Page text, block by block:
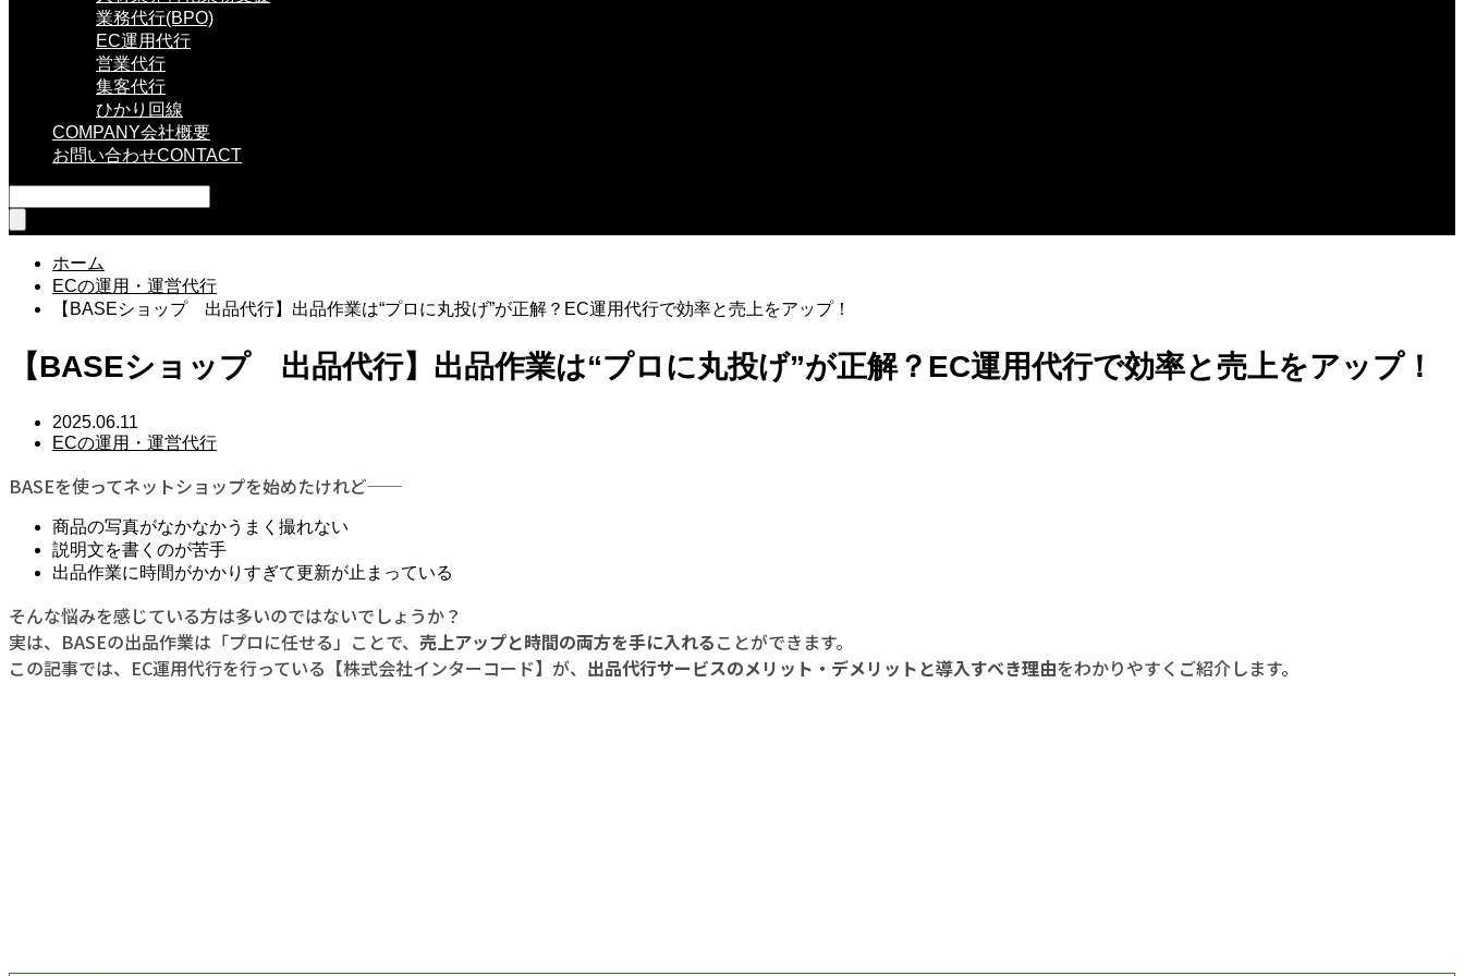
業務代行(BPO)
EC運用代行
営業代行
集客代行
ひかり回線
COMPANY会社概要
お問い合わせCONTACT
ホーム
ECの運用・運営代行
【BASEショップ 出品代行】出品作業は“プロに丸投げ”が正解？EC運用代行で効率と売上をアップ！
【BASEショップ 出品代行】出品作業は“プロに丸投げ”が正解？EC運用代行で効率と売上をアップ！
2025.06.11
ECの運用・運営代行
BASEを使ってネットショップを始めたけれど──
商品の写真がなかなかうまく撮れない
説明文を書くのが苦手
出品作業に時間がかかりすぎて更新が止まっている
そんな悩みを感じている方は多いのではないでしょうか？
実は、BASEの出品作業は「プロに任せる」ことで、 売上アップと時間の両方を手に入れることができます。
この記事では、EC運用代行を行っている【株式会社インターコード】が、 出品代行サービスのメリット・デメリットと導入すべき理由をわかりやすくご紹介します。